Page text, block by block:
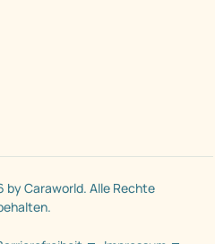
Caraworld. Alle Rechte